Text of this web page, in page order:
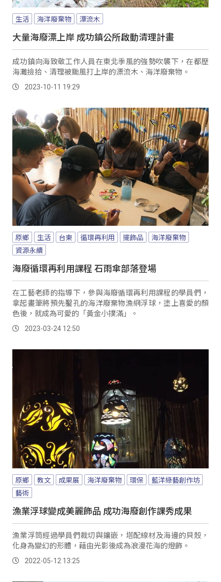
生活 海洋廢棄物 漂流木
大量海廢漂上岸 成功鎮公所啟動清理計畫
成功鎮向海致敬工作人員在東北季風的強勢吹襲下，在都歷
海灘撿拾、清理被颱風打上岸的漂流木、海洋廢棄物。
2023-10-11 19:29
原鄉 生活 台東 循環再利用 擺飾品
海洋廢棄物
資源永續
海廢循環再利用課程 石雨傘部落登場
在工藝老師的指導下，參與海廢循環再利用課程的學員們，
拿起畫筆將預先鑿孔的海洋廢棄物漁網浮球，塗上喜愛的顏
色後，就成為可愛的「黃金小撲滿」。
2023-03-24 12:50
原鄉 教文 成果展 海洋廢棄物 環保
藍洋綠藝創作坊
藝術
漁業浮球變成美麗飾品 成功海廢創作課秀成果
漁業浮筒經過學員們裁切與鑲嵌，塔配線材及海邊的貝殼，
化身為變幻的形體，藉由光影後成為浪漫花海的燈飾。
2022-05-12 13:25